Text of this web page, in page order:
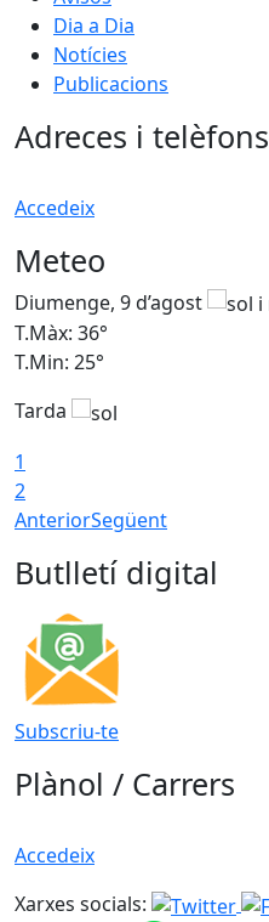
Dia a Dia
Notícies
Publicacions
Adreces i telèfons
Accedeix
Meteo
Diumenge, 9 d’agost
T.Màx: 36°
T.Min: 25°
Tarda
1
2
AnteriorSegüent
Butlletí digital
Subscriu-te
Plànol / Carrers
Accedeix
Xarxes socials: